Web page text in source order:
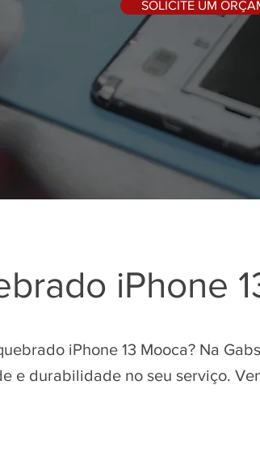
SOLICITE UM
iPhone
iPhone 13 Mooca? Na
e durabilidade no seu serviço.